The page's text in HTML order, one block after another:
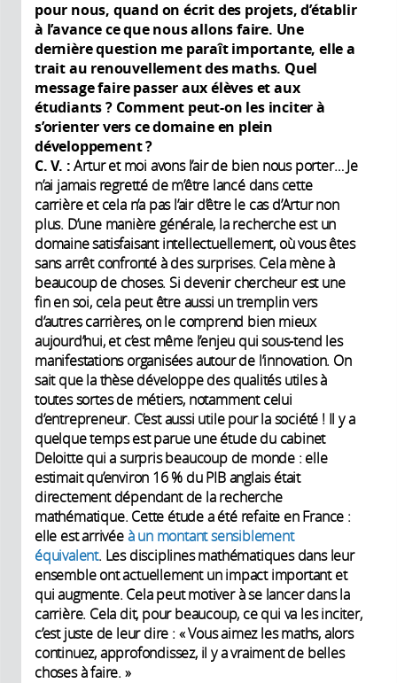
pour nous, quand on écrit des projets, d’établir
à l’avance ce que nous allons faire. Une
dernière question me paraît importante, elle a
trait au renouvellement des maths. Quel
message faire passer aux élèves et aux
étudiants? Comment peut-on les inciter à
s’orienter vers ce domaine en plein
développement?
C. V. :Artur et moi avons l’air de bien nous porter… Je
n’ai jamais regretté de m’être lancé dans cette
carrière et cela n’a pas l’air d’être le cas d’Artur non
plus. D’une manière générale, la recherche est un
domaine satisfaisant intellectuellement, où vous êtes
sans arrêt confronté à des surprises. Cela mène à
beaucoup de choses. Si devenir chercheur est une
fin en soi, cela peut être aussi un tremplin vers
d’autres carrières, on le comprend bien mieux
aujourd’hui, et c’est même l’enjeu qui sous-tend les
manifestations organisées autour de l’innovation. On
sait que la thèse développe des qualités utiles à
toutes sortes de métiers, notamment celui
d’entrepreneur. C’est aussi utile pour la société ! Il y a
quelque temps est parue une étude du cabinet
Deloitte qui a surpris beaucoup de monde : elle
estimait qu’environ 16 % du PIB anglais était
directement dépendant de la recherche
mathématique. Cette étude a été refaite en France :
elle est arrivéeà un montant sensiblement
équivalent. Les disciplines mathématiques dans leur
ensemble ont actuellement un impact important et
qui augmente. Cela peut motiver à se lancer dans la
carrière. Cela dit, pour beaucoup, ce qui va les inciter,
c’est juste de leur dire : « Vous aimez les maths, alors
continuez, approfondissez, il y a vraiment de belles
choses à faire. »